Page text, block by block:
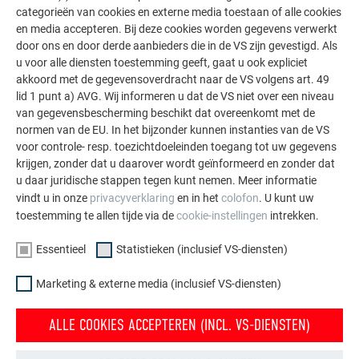
De PREFA referentiegallerij laat zien hoe veelzijdig
aluminium kan worden toegepast. Ontdek meer
indrukwekkende projecten met de duurzame PREFA
aluminiumoplossingen voor dak, zonne-energie en
gevel.
MEER REFERENTIES BEKIJKEN
categorieën van cookies en externe media toestaan of alle cookies
en media accepteren. Bij deze cookies worden gegevens verwerkt
door ons en door derde aanbieders die in de VS zijn gevestigd. Als
u voor alle diensten toestemming geeft, gaat u ook expliciet
akkoord met de gegevensoverdracht naar de VS volgens art. 49
lid 1 punt a) AVG. Wij informeren u dat de VS niet over een niveau
van gegevensbescherming beschikt dat overeenkomt met de
normen van de EU. In het bijzonder kunnen instanties van de VS
voor controle- resp. toezichtdoeleinden toegang tot uw gegevens
krijgen, zonder dat u daarover wordt geïnformeerd en zonder dat
u daar juridische stappen tegen kunt nemen. Meer informatie
vindt u in onze privacyverklaring en in het colofon. U kunt uw
toestemming te allen tijde via decookie-instellingen intrekken.
Essentieel Statistieken (inclusief VS-diensten)
Marketing & externe media (inclusief VS-diensten)
ALLE COOKIES ACCEPTEREN (INCL. VS-DIENSTEN)